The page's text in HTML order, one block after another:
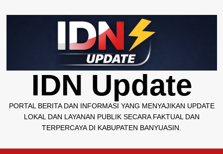
to
IDN Update
PORTAL BERITA DAN INFORMASI YANG MENYAJIKAN UPDATE
LOKAL DAN LAYANAN PUBLIK SECARA FAKTUAL DAN
TERPERCAYA DI KABUPATEN BANYUASIN.